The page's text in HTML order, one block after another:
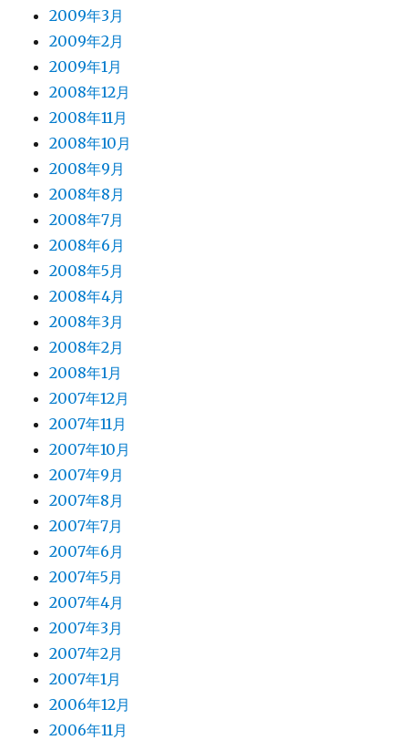
2009年3月
2009年2月
2009年1月
2008年12月
2008年11月
2008年10月
2008年9月
2008年8月
2008年7月
2008年6月
2008年5月
2008年4月
2008年3月
2008年2月
2008年1月
2007年12月
2007年11月
2007年10月
2007年9月
2007年8月
2007年7月
2007年6月
2007年5月
2007年4月
2007年3月
2007年2月
2007年1月
2006年12月
2006年11月